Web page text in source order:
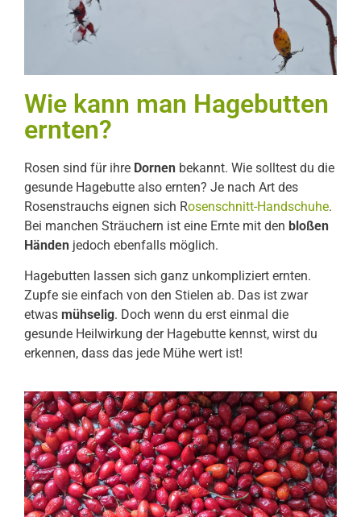
Wie kann man Hagebutten
ernten?
Rosen sind für ihre Dornen bekannt. Wie solltest du die
gesunde Hagebutte also ernten? Je nach Art des
Rosenstrauchs eignen sich Rosenschnitt-Handschuhe.
Bei manchen Sträuchern ist eine Ernte mit den bloßen
Händen jedoch ebenfalls möglich.
Hagebutten lassen sich ganz unkompliziert ernten.
Zupfe sie einfach von den Stielen ab. Das ist zwar
etwas mühselig. Doch wenn du erst einmal die
gesunde Heilwirkung der Hagebutte kennst, wirst du
erkennen, dass das jede Mühe wert ist!